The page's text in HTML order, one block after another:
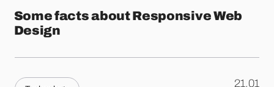
Some facts about Responsive Web
Design
21.01